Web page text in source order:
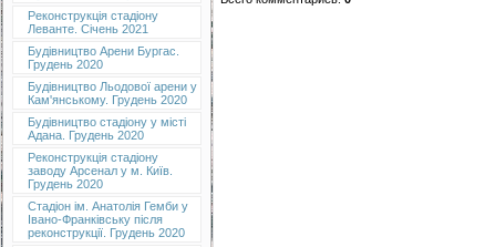
Реконструкція стадіону
Леванте. Січень 2021
Будівництво Арени Бургас.
Грудень 2020
Будівництво Льодової арени у
Кам'янському. Грудень 2020
Будівництво стадіону у місті
Адана. Грудень 2020
Реконструкція стадіону
заводу Арсенал у м. Київ.
Грудень 2020
Cтадіон ім. Анатолія Гемби у
Івано-Франківську після
реконструкції. Грудень 2020